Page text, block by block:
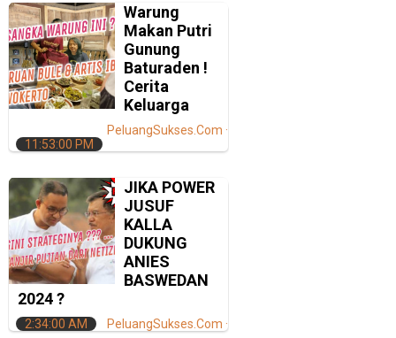
Warung
Makan Putri
Gunung
Baturaden !
Cerita
Keluarga
PeluangSukses.Com
11:53:00 PM
JIKA POWER
JUSUF
KALLA
DUKUNG
ANIES
BASWEDAN
2024 ?
PeluangSukses.Com
2:34:00 AM